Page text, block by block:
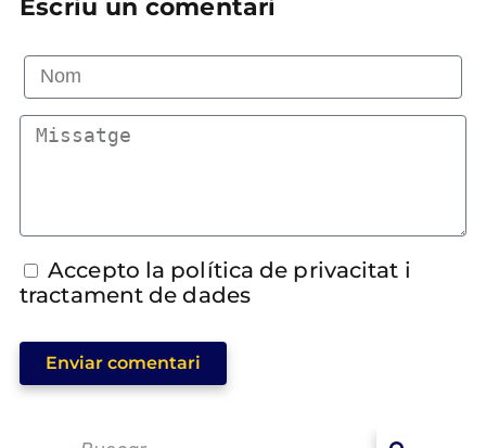
Escriu un comentari
Accepto la política de privacitat i
tractament de dades
Enviar comentari